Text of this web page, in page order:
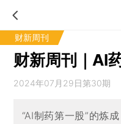
财新周刊
财新周刊｜AI
2024年07月29日第30期
“AI制药第一股”的炼